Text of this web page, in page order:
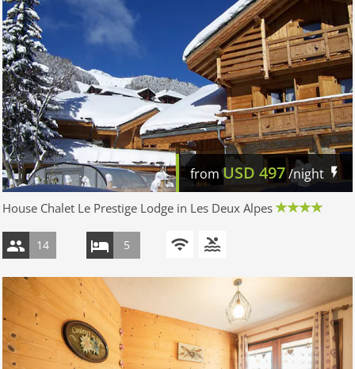
fromUSD 497/night
House Chalet Le Prestige Lodge in Les Deux Alpes
14 5